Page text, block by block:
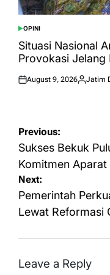
POSTED
IN
OPINI
Situasi Nasional
Provokasi Jelang
Posted
August 9, 2026
Posted
Jatim
Post
navigation
Previous:
Sukses Bekuk
Komitmen Aparat
Next:
Pemerintah
Lewat Reformasi
Leave a Reply